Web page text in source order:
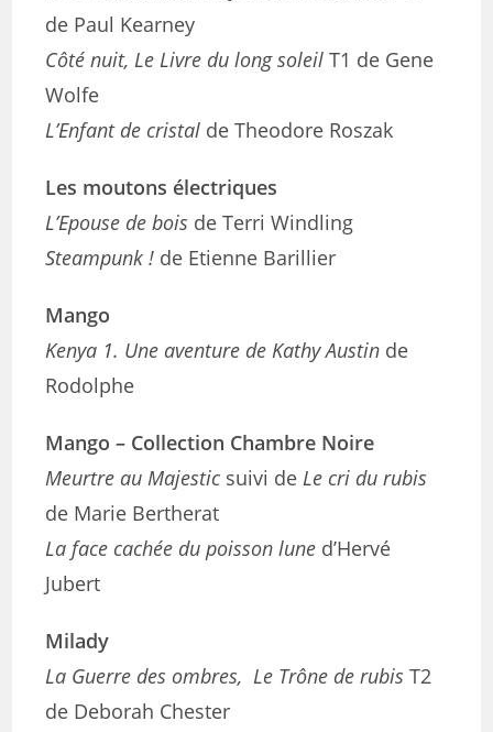
de Paul Kearney
Côté nuit, Le Livre du long soleil T1 de Gene
Wolfe
L’Enfant de cristal de Theodore Roszak
Les moutons électriques
L’Epouse de bois de Terri Windling
Steampunk ! de Etienne Barillier
Mango
Kenya 1. Une aventure de Kathy Austin de
Rodolphe
Mango – Collection Chambre Noire
Meurtre au Majestic suivi deLe cri du rubis
de Marie Bertherat
La face cachée du poisson lune d’Hervé
Jubert
Milady
La Guerre des ombres, Le Trône de rubis T2
de Deborah Chester